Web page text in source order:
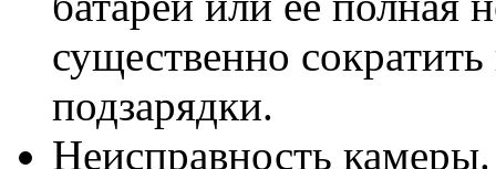
существенно
подзарядки.
Неисправность